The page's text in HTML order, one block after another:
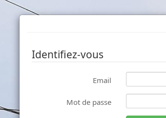
Identifiez-vous
Email
Mot de passe